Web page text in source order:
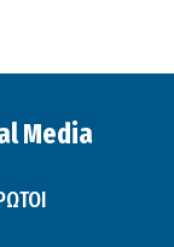
Media